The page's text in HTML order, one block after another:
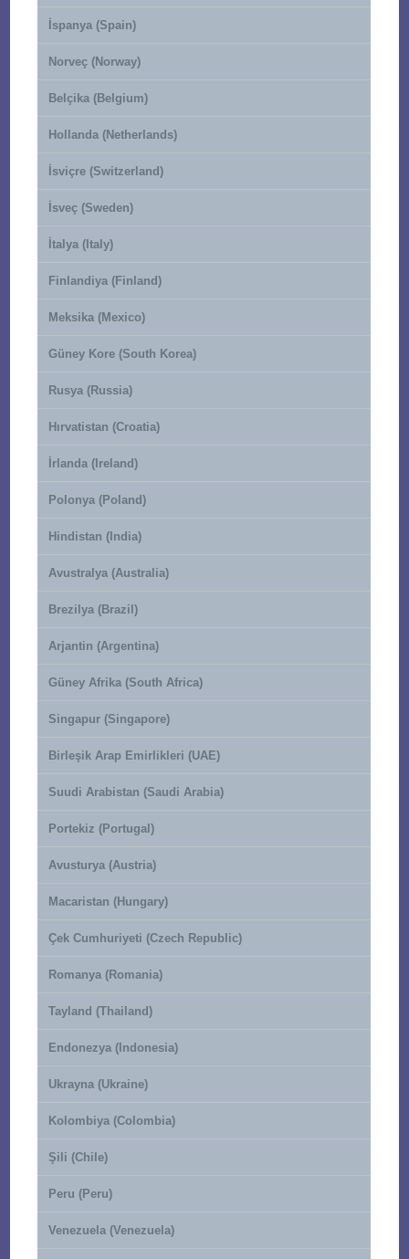
İspanya (Spain)
Norveç (Norway)
Belçika (Belgium)
Hollanda (Netherlands)
İsviçre (Switzerland)
İsveç (Sweden)
İtalya (Italy)
Finlandiya (Finland)
Meksika (Mexico)
Güney Kore (South Korea)
Rusya (Russia)
Hırvatistan (Croatia)
İrlanda (Ireland)
Polonya (Poland)
Hindistan (India)
Avustralya (Australia)
Brezilya (Brazil)
Arjantin (Argentina)
Güney Afrika (South Africa)
Singapur (Singapore)
Birleşik Arap Emirlikleri (UAE)
Suudi Arabistan (Saudi Arabia)
Portekiz (Portugal)
Avusturya (Austria)
Macaristan (Hungary)
Çek Cumhuriyeti (Czech Republic)
Romanya (Romania)
Tayland (Thailand)
Endonezya (Indonesia)
Ukrayna (Ukraine)
Kolombiya (Colombia)
Şili (Chile)
Peru (Peru)
Venezuela (Venezuela)